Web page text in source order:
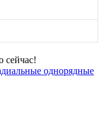
сейчас!
однорядные